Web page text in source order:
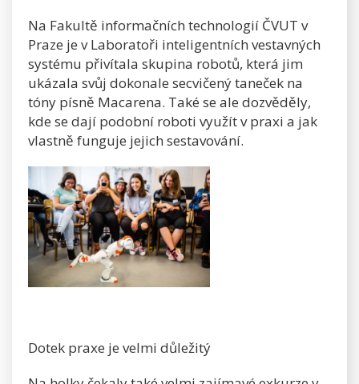
Na Fakultě informačních technologií ČVUT v
Praze je v Laboratoři inteligentních vestavných
systému přivítala skupina robotů, která jim
ukázala svůj dokonale secvičený taneček na
tóny písně Macarena. Také se ale dozvěděly,
kde se dají podobní roboti využít v praxi a jak
vlastně funguje jejich sestavování.
Dotek praxe je velmi důležitý